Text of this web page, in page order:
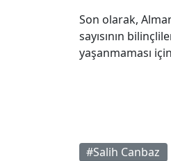
Son olarak,
sayısının
yaşanmaması
#Salih Canbaz